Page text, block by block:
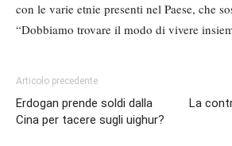
con le varie etnie presenti nel Paese, che
“Dobbiamo trovare il modo di vivere
Articolo precedente
Erdogan prende soldi dalla
Cina per tacere sugli uighur?
La